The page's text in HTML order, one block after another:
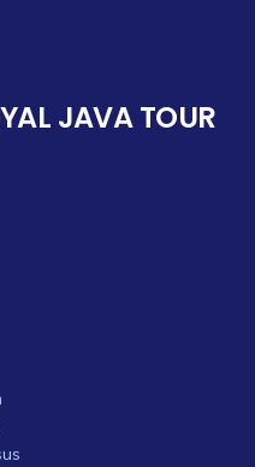
JAVA TOUR